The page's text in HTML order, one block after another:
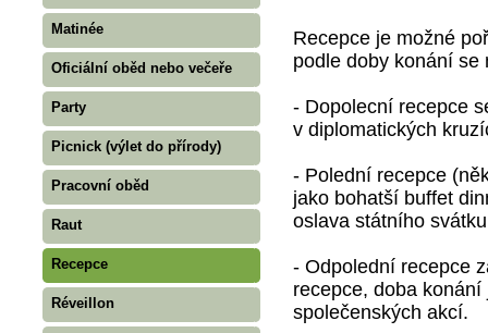
Matinée
Oficiální oběd nebo večeře
Party
Picnick (výlet do přírody)
Pracovní oběd
Raut
Recepce
Réveillon
Recepce je možné
podle doby konání se
- Dopolecní recepce
v diplomatických
- Polední recepce
jako bohatší buffet
oslava státního
- Odpolední recepce
recepce, doba
společenských akcí.